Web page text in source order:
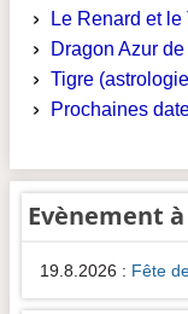
Le Renard et le
Dragon Azur
Tigre
Prochaines
Evènement
19.8.2026 : Fête